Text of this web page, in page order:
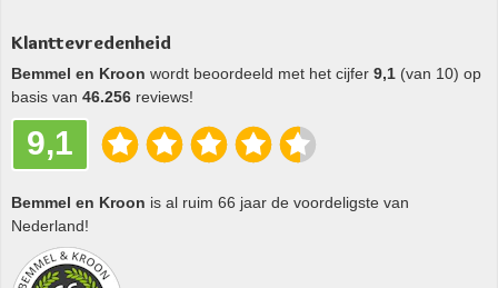
Klanttevredenheid
Bemmel en Kroon wordt beoordeeld met het cijfer 9,1 (van 10) op
basis van 46.256 reviews!
9,1
Bemmel en Kroon is al ruim 66 jaar de voordeligste van
Nederland!